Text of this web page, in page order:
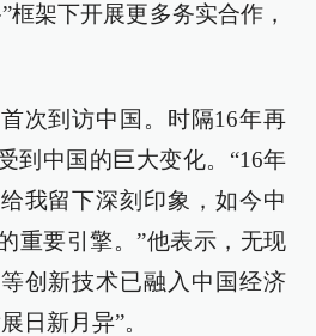
框架下开展更多务实合作，
次到访中国。时隔16年再
到中国的巨大变化。“16年
我留下深刻印象，如今中
重要引擎。”他表示，无现
创新技术已融入中国经济
日新月异”。